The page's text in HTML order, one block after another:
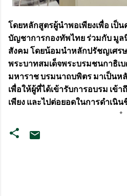
โดยหลักสูตรผู้นำพอเพียงเพื่อ เป็
บัญชาการกองทัพไทย ร่วมกับ มูล
สังคม โดยน้อมนำหลักปรัชญเศร
พระบาทสมเด็จพระบรมชนกาธิเ
มหาราช บรมนาถบพิตร มาเป็นห
เพื่อให้ผู้ที่ได้เข้ารับการอบรม เข้
เพียง และไปต่อยอดในการดำเนิ